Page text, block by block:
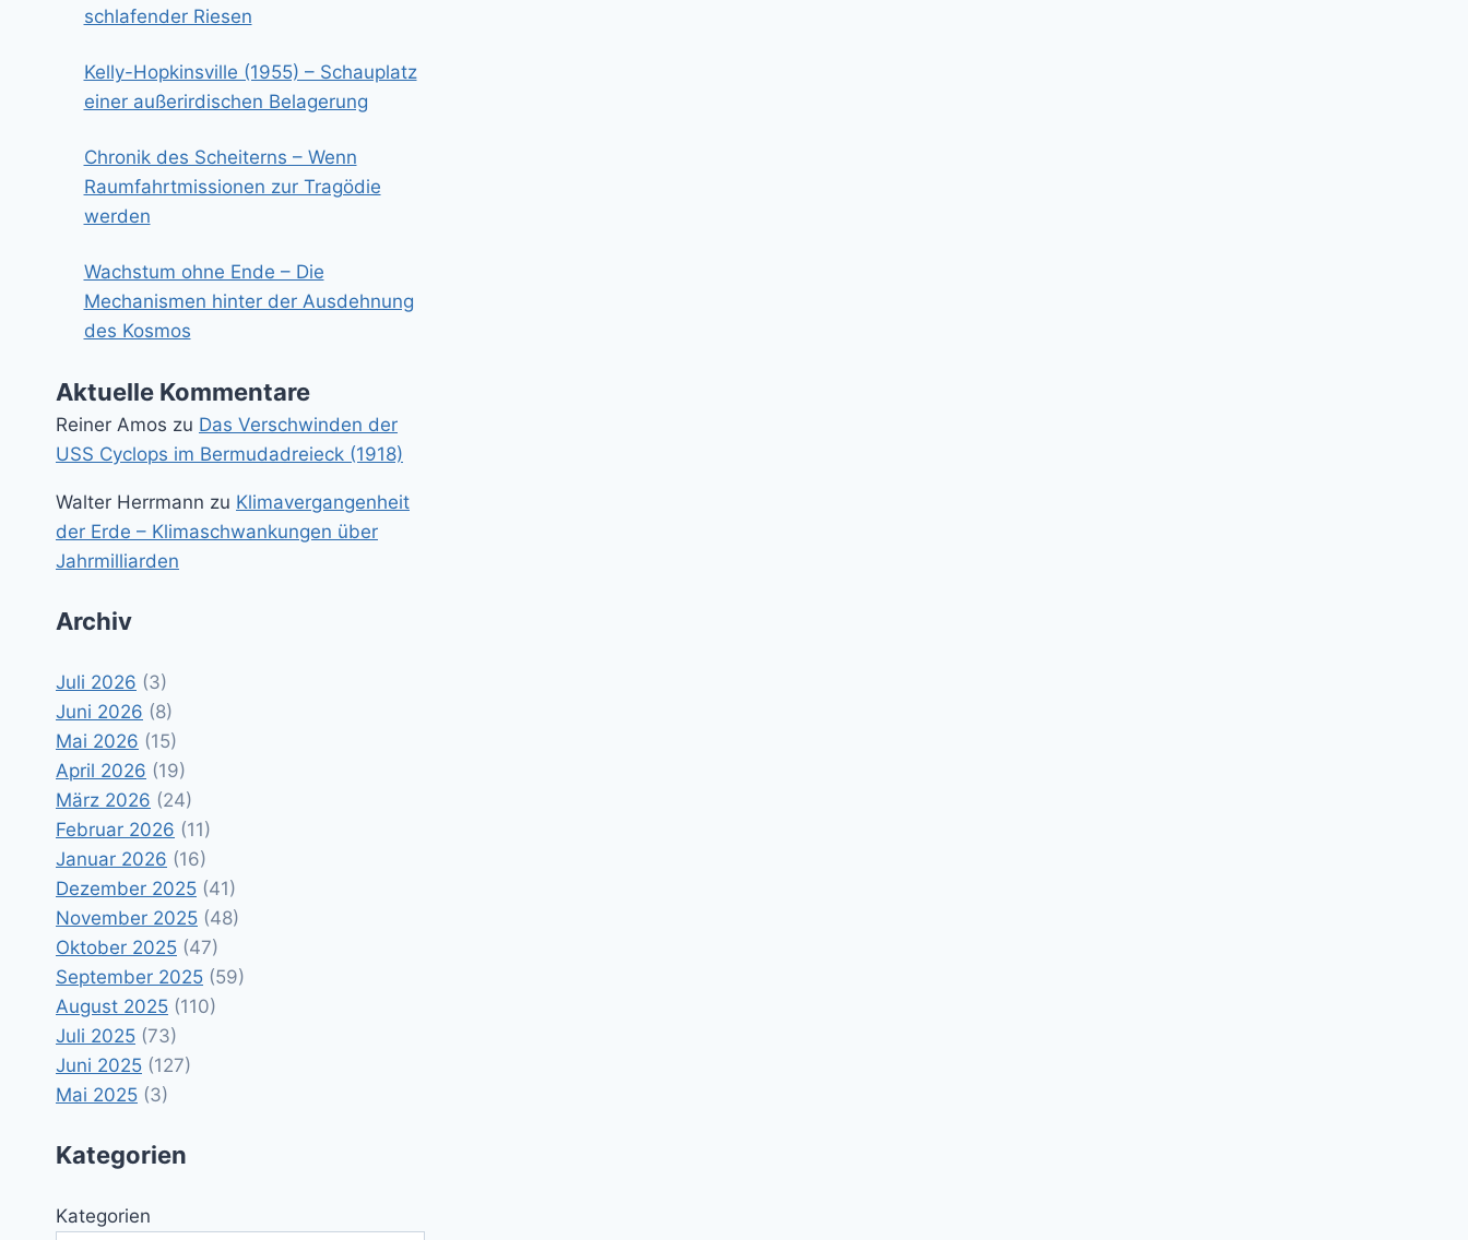
schlafender Riesen
Kelly-Hopkinsville (1955) – Schauplatz
einer außerirdischen Belagerung
Chronik des Scheiterns – Wenn
Raumfahrtmissionen zur Tragödie
werden
Wachstum ohne Ende – Die
Mechanismen hinter der Ausdehnung
des Kosmos
Aktuelle Kommentare
Reiner Amos zu Das Verschwinden der
USS Cyclops im Bermudadreieck (1918)
Walter Herrmann zu Klimavergangenheit
der Erde – Klimaschwankungen über
Jahrmilliarden
Archiv
Juli 2026 (3)
Juni 2026 (8)
Mai 2026 (15)
April 2026 (19)
März 2026 (24)
Februar 2026 (11)
Januar 2026 (16)
Dezember 2025 (41)
November 2025 (48)
Oktober 2025 (47)
September 2025 (59)
August 2025 (110)
Juli 2025 (73)
Juni 2025 (127)
Mai 2025 (3)
Kategorien
Kategorien